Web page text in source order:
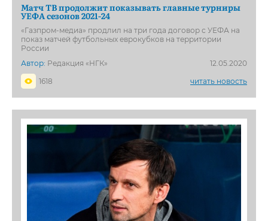
Матч ТВ продолжит показывать главные турниры
УЕФА сезонов 2021-24
«Газпром-медиа» продлил на три года договор с УЕФА на
показ матчей футбольных еврокубков на территории
России
Автор: Редакция «НГК»
12.05.2020
1618
читать новость